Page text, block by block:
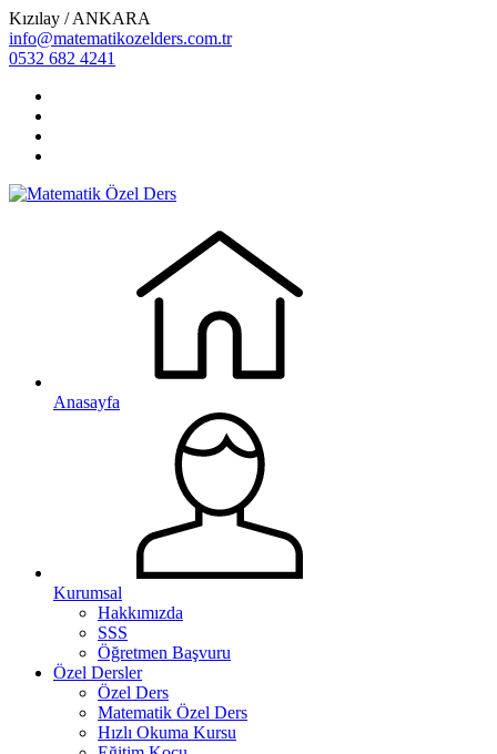
Kızılay / ANKARA
info@matematikozelders.com.tr
0532 682 4241
Anasayfa
Kurumsal
Hakkımızda
SSS
Öğretmen Başvuru
Özel Dersler
Özel Ders
Matematik Özel Ders
Hızlı Okuma Kursu